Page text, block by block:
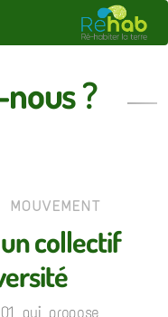
?
un collectif
qui propose